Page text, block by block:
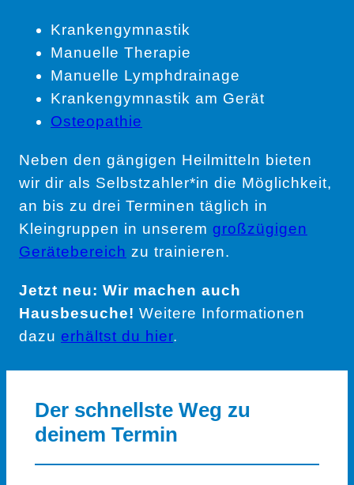
Krankengymnastik
Manuelle Therapie
Manuelle Lymphdrainage
Krankengymnastik am Gerät
Osteopathie
Neben den gängigen Heilmitteln bieten
wir dir als Selbstzahler*in die Möglichkeit,
an bis zu drei Terminen täglich in
Kleingruppen in unserem großzügigen
Gerätebereich zu trainieren.
Jetzt neu: Wir machen auch
Hausbesuche! Weitere Informationen
dazu erhältst du hier.
Der schnellste Weg zu
deinem Termin